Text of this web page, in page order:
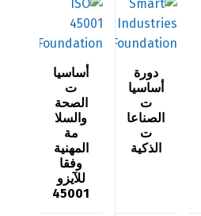
دورة
أساسيا
ت
الصناعا
ت
الذكية
أساسيا
ت
الصحة
والسلا
مة
المهنية
وفقا
للآيزو
45001